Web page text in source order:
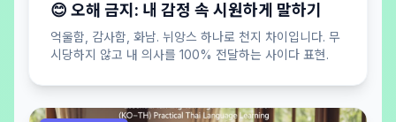
😊 오해 금지: 내 감정 속 시원하게 말하기
억울함, 감사함, 화남. 뉘앙스 하나로 천지 차이입니다. 무
시당하지 않고 내 의사를 100% 전달하는 사이다 표현.